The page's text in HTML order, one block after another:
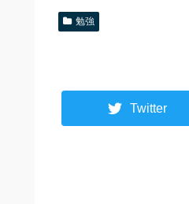
勉強
Twitter